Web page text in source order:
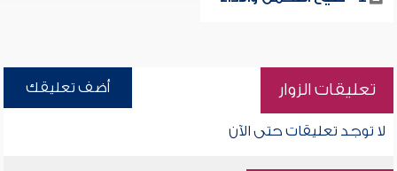
تعليقات الزوار أضف تعليقك
لا توجد تعليقات حتى الآن